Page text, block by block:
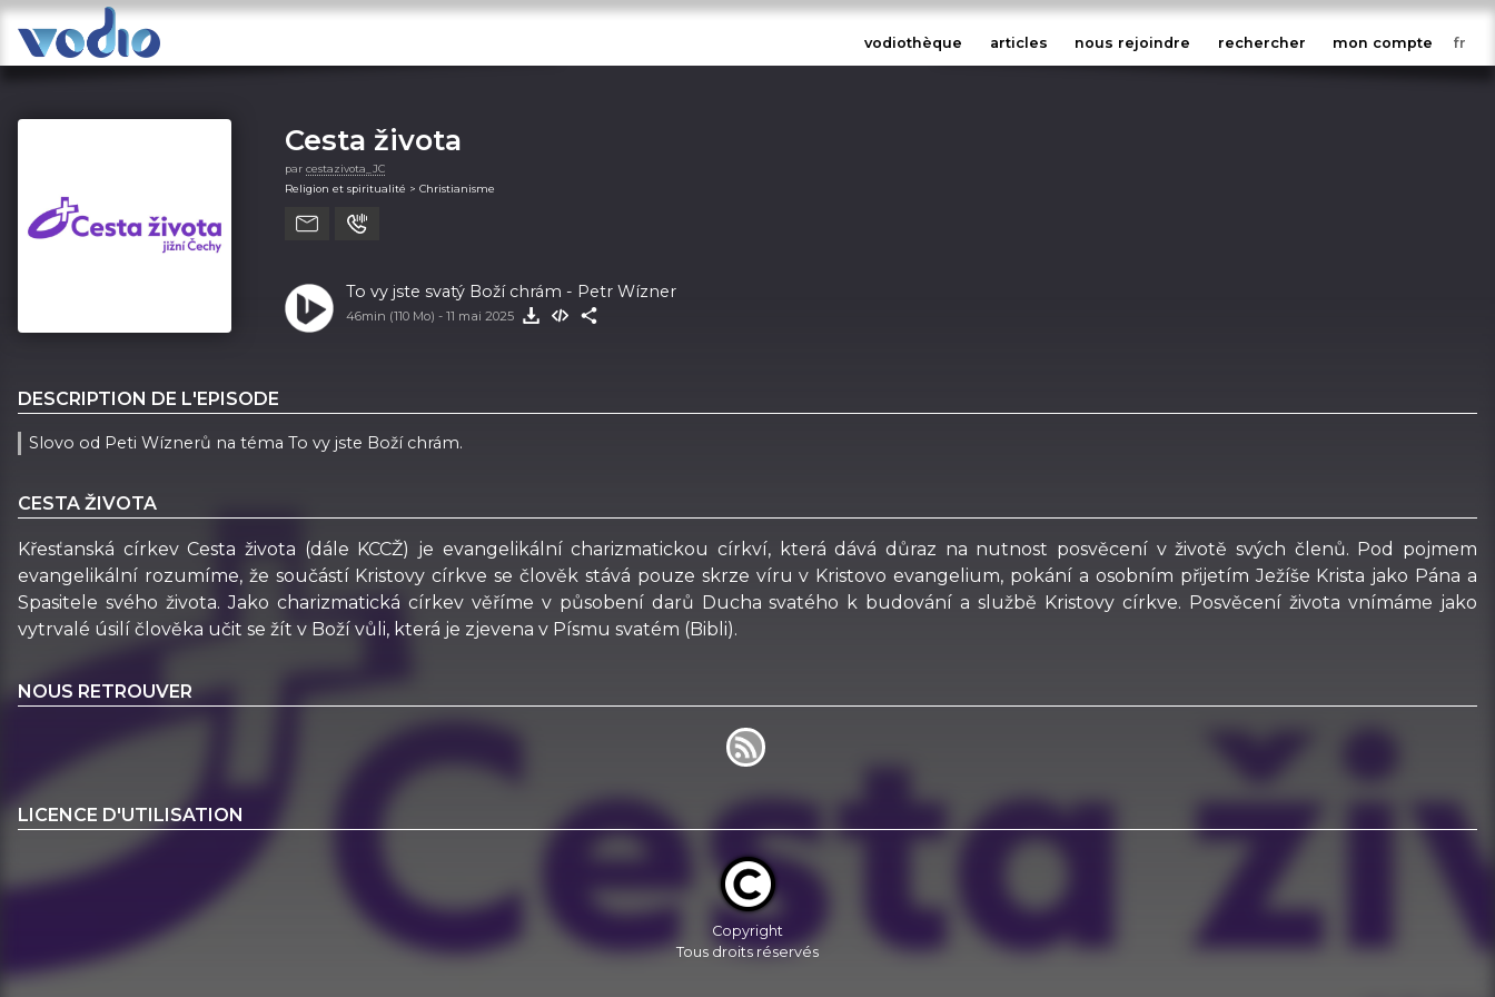
vodiothèque articles nous rejoindre rechercher mon compte
Cesta života
par cestazivota_JC
Religion et spiritualité > Christianisme
To vy jste svatý Boží chrám - Petr Wízner
46min (110 Mo) - 11 mai 2025
DESCRIPTION DE L'EPISODE
Slovo od Peti Wíznerů na téma To vy jste Boží chrám.
CESTA ŽIVOTA
Křesťanská církev Cesta života (dále KCCŽ) je evangelikální charizmatickou církví, která dává důraz na nutnost posvěcení v životě svých členů. Pod pojmem
evangelikální rozumíme, že součástí Kristovy církve se člověk stává pouze skrze víru v Kristovo evangelium, pokání a osobním přijetím Ježíše Krista jako Pána a
Spasitele svého života. Jako charizmatická církev věříme v působení darů Ducha svatého k budování a službě Kristovy církve. Posvěcení života vnímáme jako
vytrvalé úsilí člověka učit se žít v Boží vůli, která je zjevena v Písmu svatém (Bibli).
NOUS RETROUVER
LICENCE D'UTILISATION
Copyright
Tous droits réservés